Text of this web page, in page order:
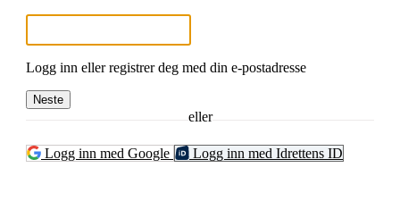
Logg inn eller registrer deg med din e-postadresse
Neste
eller
Logg inn med Google Logg inn med Idrettens ID